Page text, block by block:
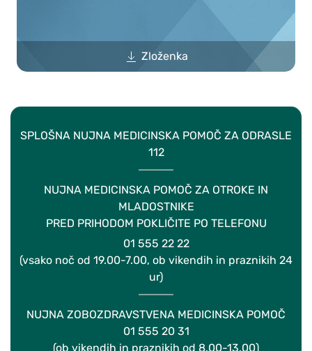
Zloženka
SPLOŠNA NUJNA MEDICINSKA POMOČ ZA ODRASLE
112
NUJNA MEDICINSKA POMOČ ZA OTROKE IN
MLADOSTNIKE
PRED PRIHODOM POKLIČITE PO TELEFONU
01 555 22 22
(vsako noč od 19.00-7.00, ob vikendih in praznikih 24
ur)
NUJNA ZOBOZDRAVSTVENA MEDICINSKA POMOČ
01 555 20 31
(ob vikendih in praznikih od 8.00-13.00)